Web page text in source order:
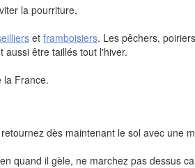
la pourriture,
et framboisiers. Les pêchers,
être taillés tout l'hiver.
la France.
dès maintenant le sol avec une
quand il gèle, ne marchez pas dessus